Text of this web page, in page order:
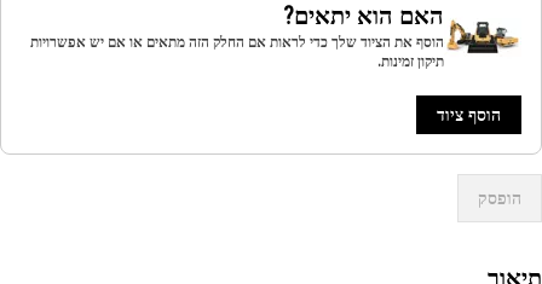
האם הוא יתאים?
הוסף את הציוד שלך כדי לראות אם החלק הזה מתאים או אם יש אפשרויות
תיקון זמינות.
הוסף ציוד
הופסק